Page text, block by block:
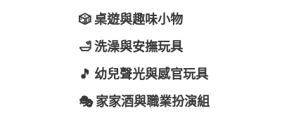
🎲 桌遊與趣味小物
🛁 洗澡與安撫玩具
🎵 幼兒聲光與感官玩具
🎭 家家酒與職業扮演組